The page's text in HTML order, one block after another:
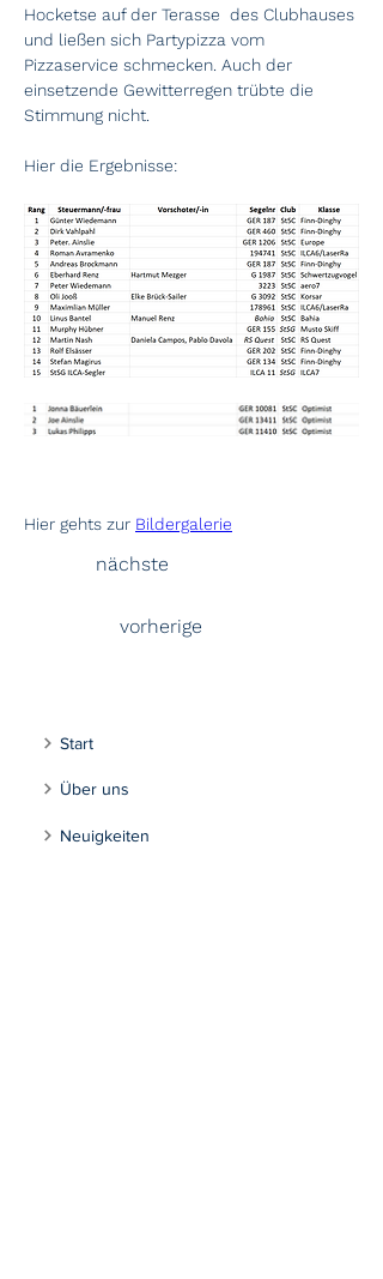
Hocketse auf der Terasse  des Clubhauses
und ließen sich Partypizza vom
Pizzaservice schmecken. Auch der
einsetzende Gewitterregen trübte die
Stimmung nicht.
Hier die Ergebnisse:
Hier gehts zur Bildergalerie
nächste
vorherige
Start
Über uns
Neuigkeiten